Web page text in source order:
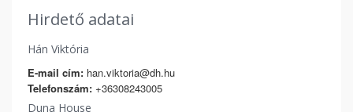
Hirdető adatai
Hán Viktória
E-mail cím: han.viktoria@dh.hu
Telefonszám: +36308243005
Duna House